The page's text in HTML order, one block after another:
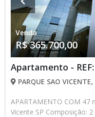
Venda
R$ 365.700,00
Apartamento - REF:
PARQUE SAO
APARTAMENTO COM 47
Vicente SP Composição: